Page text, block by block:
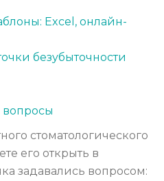
Excel, онлайн-
безубыточности
вопросы
стоматологического
его открыть в
задавались вопросом: